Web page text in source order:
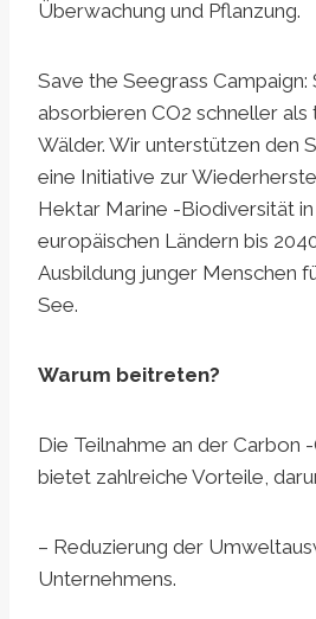
Überwachung und Pflanzung.
Save the Seegrass Campaign:
absorbieren CO2 schneller als
Wälder. Wir unterstützen den
eine Initiative zur
Hektar Marine -Biodiversität in
europäischen Ländern bis
Ausbildung junger Menschen
See.
Warum beitreten?
Die Teilnahme an der Carbon
bietet zahlreiche Vorteile,
– Reduzierung der
Unternehmens.